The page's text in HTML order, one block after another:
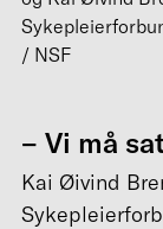
/ NSF
– Vi må
Kai Øivind